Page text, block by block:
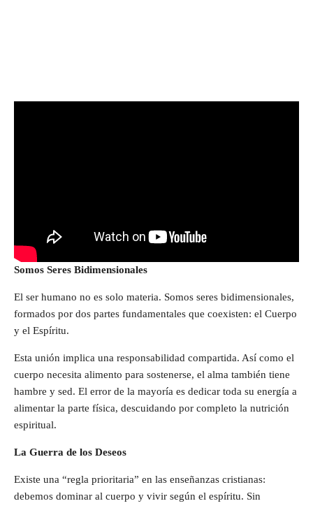
Somos Seres Bidimensionales
El ser humano no es solo materia. Somos seres bidimensionales,
formados por dos partes fundamentales que coexisten: el Cuerpo
y el Espíritu.
Esta unión implica una responsabilidad compartida. Así como el
cuerpo necesita alimento para sostenerse, el alma también tiene
hambre y sed. El error de la mayoría es dedicar toda su energía a
alimentar la parte física, descuidando por completo la nutrición
espiritual.
La Guerra de los Deseos
Existe una “regla prioritaria” en las enseñanzas cristianas:
debemos dominar al cuerpo y vivir según el espíritu. Sin